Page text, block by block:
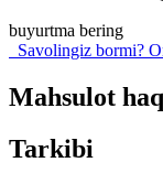
buyurtma bering
Savolingiz bormi?
Mahsulot
Tarkibi